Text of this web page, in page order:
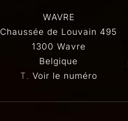
WAVRE
Chaussée de Louvain 495
1300 Wavre
Belgique
T. Voir le numéro